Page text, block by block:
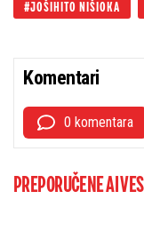
JOŠIHITO NIŠIOKA
Komentari
0 komentara
PREPORUČENE AI